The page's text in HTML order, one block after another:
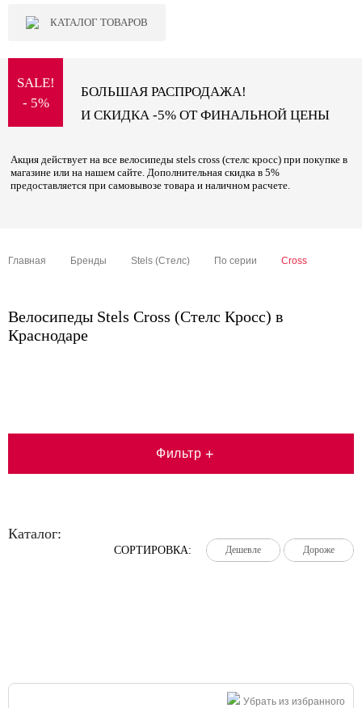
КАТАЛОГ ТОВАРОВ
SALE!
- 5%
БОЛЬШАЯ РАСПРОДАЖА!
И СКИДКА -5% ОТ ФИНАЛЬНОЙ ЦЕНЫ
Акция действует на все велосипеды stels cross (стелс кросс) при покупке в
магазине или на нашем сайте. Дополнительная скидка в 5%
предоставляется при самовывозе товара и наличном расчете.
Главная Бренды Stels (Стелс) По серии Cross
Велосипеды Stels Cross (Стелс Кросс) в
Краснодаре
Фильтр +
Каталог:
СОРТИРОВКА: Дешевле
Дешевле
Дешевле Дороже
Дороже
Дороже
Убрать из избранного